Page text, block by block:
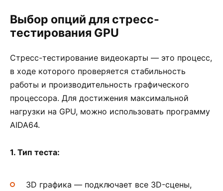
Выбор опций для стресс-
тестирования GPU
Стресс-тестирование видеокарты — это процесс,
в ходе которого проверяется стабильность
работы и производительность графического
процессора. Для достижения максимальной
нагрузки на GPU, можно использовать программу
AIDA64.
1. Тип теста:
3D графика — подключает все 3D-сцены,